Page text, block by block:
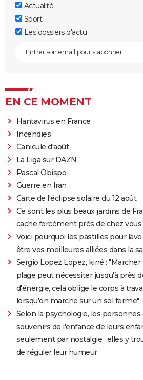
Actualité
Sport
Les dossiers d'actu
EN CE MOMENT
Hantavirus en France
Incendies
Canicule d'août
La Liga sur DAZN
Pascal Obispo
Guerre en Iran
Carte de l'éclipse solaire du 12 août
Ce sont les plus beaux jardins de
cache forcément près de chez vous
Voici pourquoi les pastilles pour
être vos meilleures alliées dans la
Sergio Lopez Lopez, kiné : "Marcher
plage peut nécessiter jusqu'à près
d'énergie, cela oblige le corps à
lorsqu'on marche sur un sol ferme"
Selon la psychologie, les
souvenirs de l'enfance de leurs
seulement par nostalgie : elles y
de réguler leur humeur